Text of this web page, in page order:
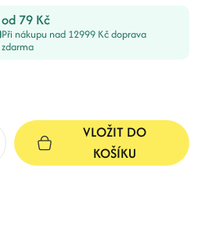
od 79 Kč
Při nákupu nad 12999 Kč doprava
zdarma
VLOŽIT DO
KOŠÍKU